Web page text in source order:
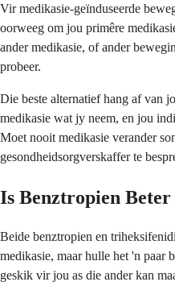
Vir medikasie-geïnduseerde
oorweeg om jou primêre
ander medikasie, of ander
probeer.
Die beste alternatief hang af van
medikasie wat jy neem, en jou
Moet nooit medikasie verander
gesondheidsorgverskaffer te
Is Benztropien
Beide benztropien en
medikasie, maar hulle het 'n paar
geskik vir jou as die ander kan